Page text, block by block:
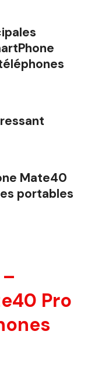
Mate40
portables
Pro